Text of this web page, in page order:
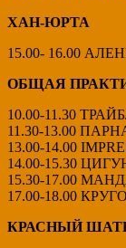
ХАН-ЮРТА
15.00- 16.00
ОБЩАЯ
10.00-11.30
11.30-13.00
13.00-14.00
14.00-15.30
15.30-17.00
17.00-18.00
КРАСНЫЙ